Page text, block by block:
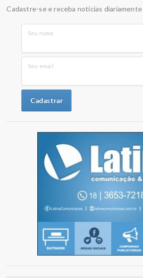
Cadastre-se e receba notícias diariamente
Seu nome
Seu email